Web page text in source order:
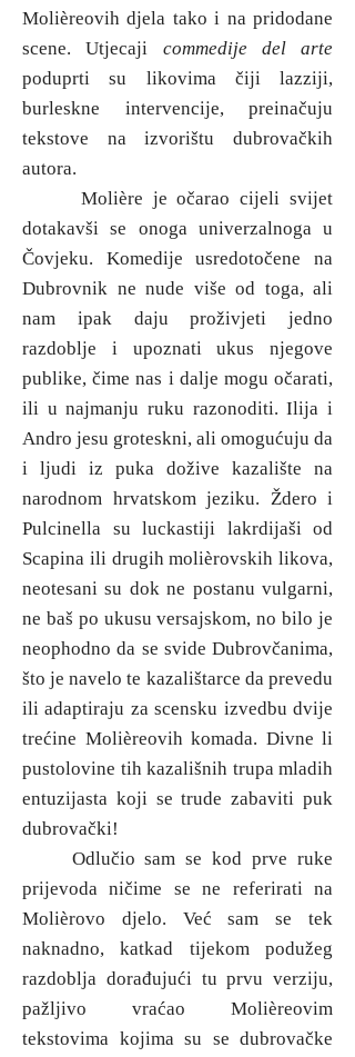
Molièreovih djela tako i na pridodane
scene. Utjecaji commedije del arte
poduprti su likovima čiji lazziji,
burleskne intervencije, preinačuju
tekstove na izvorištu dubrovačkih
autora.
Molière je očarao cijeli svijet
dotakavši se onoga univerzalnoga u
Čovjeku. Komedije usredotočene na
Dubrovnik ne nude više od toga, ali
nam ipak daju proživjeti jedno
razdoblje i upoznati ukus njegove
publike, čime nas i dalje mogu očarati,
ili u najmanju ruku razonoditi. Ilija i
Andro jesu groteskni, ali omogućuju da
i ljudi iz puka dožive kazalište na
narodnom hrvatskom jeziku. Ždero i
Pulcinella su luckastiji lakrdijaši od
Scapina ili drugih molièrovskih likova,
neotesani su dok ne postanu vulgarni,
ne baš po ukusu versajskom, no bilo je
neophodno da se svide Dubrovčanima,
što je navelo te kazalištarce da prevedu
ili adaptiraju za scensku izvedbu dvije
trećine Molièreovih komada. Divne li
pustolovine tih kazališnih trupa mladih
entuzijasta koji se trude zabaviti puk
dubrovački!
Odlučio sam se kod prve ruke
prijevoda ničime se ne referirati na
Molièrovo djelo. Već sam se tek
naknadno, katkad tijekom podužeg
razdoblja dorađujući tu prvu verziju,
pažljivo vraćao Molièreovim
tekstovima kojima su se dubrovačke